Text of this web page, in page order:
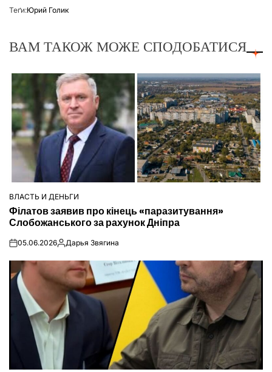
Теґи:Юрий Голик
ВАМ ТАКОЖ МОЖЕ СПОДОБАТИСЯ
ОПУБЛІКУВАТИ
У
ВЛАСТЬ И ДЕНЬГИ
Філатов заявив про кінець «паразитування»
Слобожанського за рахунок Дніпра
on05.06.2026Опубліковано
Дарья Звягина